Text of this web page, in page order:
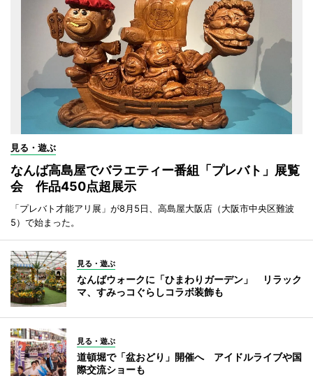
見る・遊ぶ
なんば高島屋でバラエティー番組「プレバト」展覧
会 作品450点超展示
「プレバト才能アリ展」が8月5日、高島屋大阪店（大阪市中央区難波
5）で始まった。
見る・遊ぶ
なんばウォークに「ひまわりガーデン」 リラック
マ、すみっコぐらしコラボ装飾も
見る・遊ぶ
道頓堀で「盆おどり」開催へ アイドルライブや国
際交流ショーも